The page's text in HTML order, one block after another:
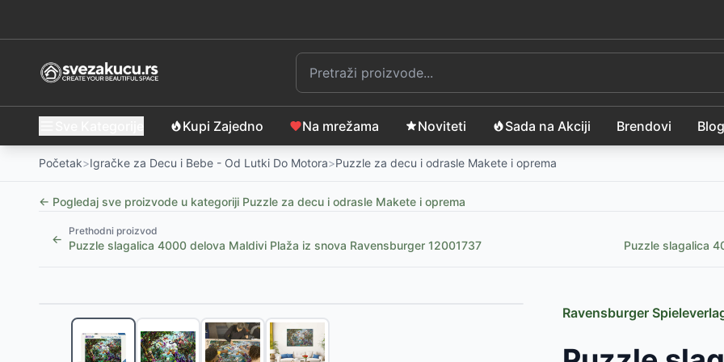
Kupi Zajedno Na mrežama Noviteti Sada na Akciji Brendovi Blog
Početak>Igračke za Decu i Bebe - Od Lutki Do Motora>Puzzle za decu i odrasle Makete i oprema
← Pogledaj sve proizvode u kategoriji Puzzle za decu i odrasle Makete i oprema
←
Prethodni proizvod
Puzzle slagalica 4000 delova Maldivi Plaža iz snova Ravensburger 12001737 Puzzle slagalica
Puzzle 60 delova - Mačke, Tref-650 RSD
Puzzle Gabby's Dollhouse 100 delova - Tref-800
Ravensburger